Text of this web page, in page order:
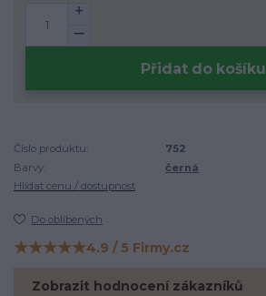
Přidat do košíku
Číslo produktu:
752
Barvy:
černá
Hlídat cenu / dostupnost
Do oblíbených
Hodnocení na Firmy.cz
★★★★★4.9 / 5 Firmy.cz
Zobrazit hodnocení zákazníků